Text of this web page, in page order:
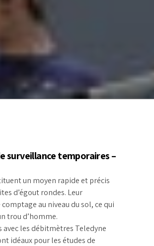
surveillance temporaires –
un moyen rapide et précis
d’égout rondes. Leur
au niveau du sol, ce qui
trou d’homme.
les débitmètres Teledyne
idéaux pour les études de